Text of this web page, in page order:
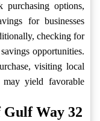
options,
for businesses
checking for
opportunities.
visiting local
yield favorable
Gulf Way 32